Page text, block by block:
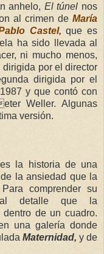
anhelo, El túnel nos
al crimen de María
Castel,que es
ha sido llevada al
ni mucho menos,
dirigida por el director
dirigida por el
y que contó con
Weller. Algunas
versión.
la historia de una
la ansiedad que la
comprender su
al detalle que la
de un cuadro.
una galería donde
Maternidad, y de